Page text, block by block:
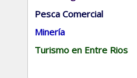
Pesca Comercial
Minería
Turismo en Entre Rios